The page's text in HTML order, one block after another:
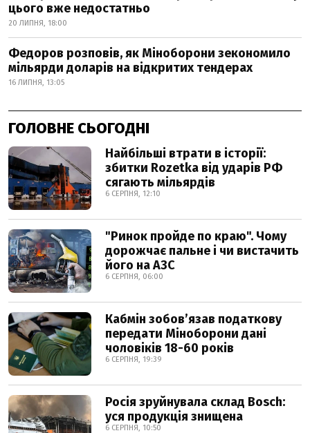
цього вже недостатньо
20 ЛИПНЯ, 18:00
Федоров розповів, як Міноборони зекономило
мільярди доларів на відкритих тендерах
16 ЛИПНЯ, 13:05
ГОЛОВНЕ СЬОГОДНІ
Найбільші втрати в історії:
збитки Rozetka від ударів РФ
сягають мільярдів
6 СЕРПНЯ, 12:10
"Ринок пройде по краю". Чому
дорожчає пальне і чи вистачить
його на АЗС
6 СЕРПНЯ, 06:00
Кабмін зобовʼязав податкову
передати Міноборони дані
чоловіків 18-60 років
6 СЕРПНЯ, 19:39
Росія зруйнувала склад Bosch:
уся продукція знищена
6 СЕРПНЯ, 10:50